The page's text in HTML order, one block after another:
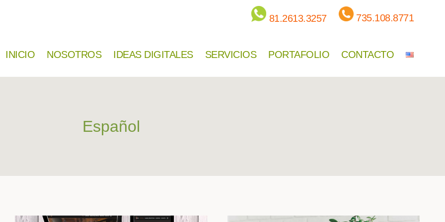
81.2613.3257 735.108.8771
INICIO NOSOTROS IDEAS DIGITALES SERVICIOS PORTAFOLIO CONTACTO
Español